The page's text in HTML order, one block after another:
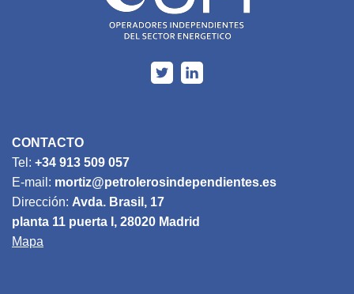
CONTACTO
Tel: +34 913 509 057
E-mail: mortiz@petrolerosindependientes.es
Dirección: Avda. Brasil, 17
planta 11 puerta I, 28020 Madrid
Mapa